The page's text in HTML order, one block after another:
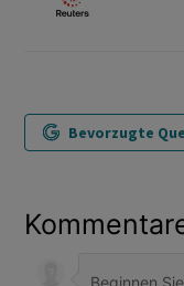
Bevorzugte